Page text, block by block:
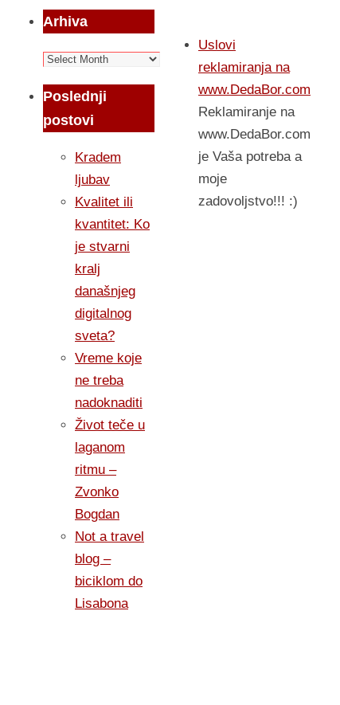
Arhiva
Arhiva
Poslednji
postovi
Kradem
ljubav
Kvalitet ili
kvantitet: Ko
je stvarni
kralj
današnjeg
digitalnog
sveta?
Vreme koje
ne treba
nadoknaditi
Život teče u
laganom
ritmu –
Zvonko
Bogdan
Not a travel
blog –
biciklom do
Lisabona
Uslovi
reklamiranja na
www.DedaBor.com
Reklamiranje na
www.DedaBor.com
je Vaša potreba a
moje
zadovoljstvo!!! :)